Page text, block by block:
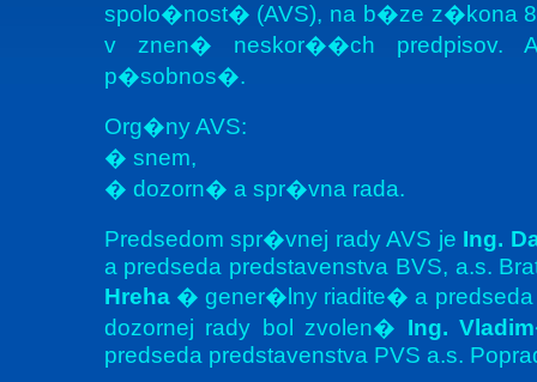
spolo�nost� (AVS), na b�ze z�kona
v znen� neskor��ch predpisov.
p�sobnos�.
Org�ny AVS:
� snem,
� dozorn� a spr�vna rada.
Predsedom spr�vnej rady AVS je Ing.
a predseda predstavenstva BVS, a.s.
Hreha� gener�lny riadite� a predseda
dozornej rady bol zvolen� Ing.
predseda predstavenstva PVS a.s.